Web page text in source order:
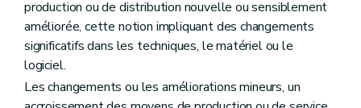
Art. 84
Art. 85
Art. 86
Section 4
Des subventions portant sur les activités de guidance technologique et sur les activités de veille technologique
Art. 88
Art. 89
production ou de distribution nouvelle ou sensiblement
améliorée, cette notion impliquant des changements
significatifs dans les techniques, le matériel ou le
logiciel.
Les changements ou les améliorations mineurs, un